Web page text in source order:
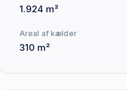
1.924 m²
Areal af kælder
310 m²